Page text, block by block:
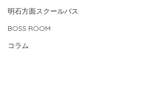
明石方面スクールバス
BOSS ROOM
コラム